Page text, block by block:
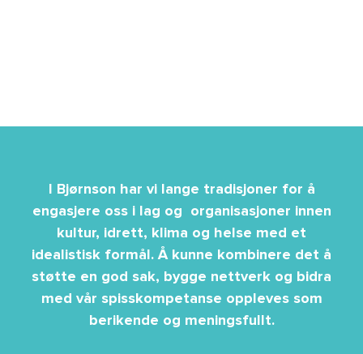
I Bjørnson har vi lange tradisjoner for å
engasjere oss i lag og organisasjoner innen
kultur, idrett, klima og helse med et
idealistisk formål. Å kunne kombinere det å
støtte en god sak, bygge nettverk og bidra
med vår spisskompetanse oppleves som
berikende og meningsfullt.